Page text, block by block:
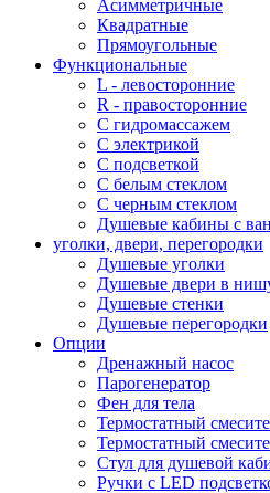
Асимметричные
Квадратные
Прямоугольные
Функциональные
L - левосторонние
R - правосторонние
С гидромассажем
С электрикой
С подсветкой
С белым стеклом
С черным стеклом
Душевые кабины с
уголки, двери, перегородки
Душевые уголки
Душевые двери в
Душевые стенки
Душевые перегородки
Опции
Дренажный насос
Парогенератор
Фен для тела
Термостатный
Термостатный
Стул для душевой
Ручки с LED